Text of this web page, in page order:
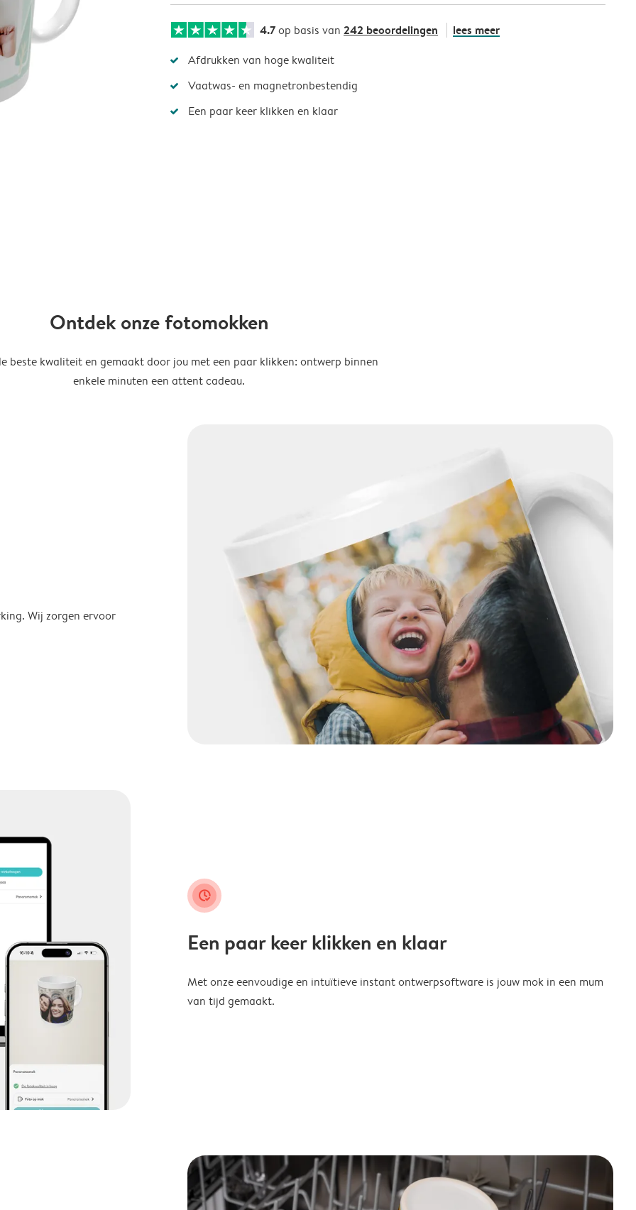
4.7op basis van 242 beoordelingen lees meer
Afdrukken van hoge kwaliteit
Vaatwas- en magnetronbestendig
Een paar keer klikken en klaar
Ontdek onze fotomokken
beste kwaliteit en gemaakt door jou met een paar klikken: ontwerp binnen
enkele minuten een attent cadeau.
Wij zorgen ervoor
clock_check
Een paar keer klikken en klaar
Met onze eenvoudige en intuïtieve instant ontwerpsoftware is jouw mok in een mum
van tijd gemaakt.